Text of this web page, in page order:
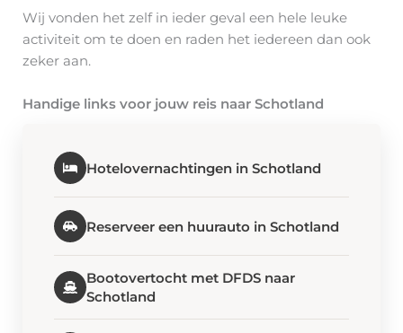
Wij vonden het zelf in ieder geval een hele leuke
activiteit om te doen en raden het iedereen dan ook
zeker aan.
Handige links voor jouw reis naar Schotland
Hotelovernachtingen in Schotland
Reserveer een huurauto in Schotland
Bootovertocht met DFDS naar
Schotland